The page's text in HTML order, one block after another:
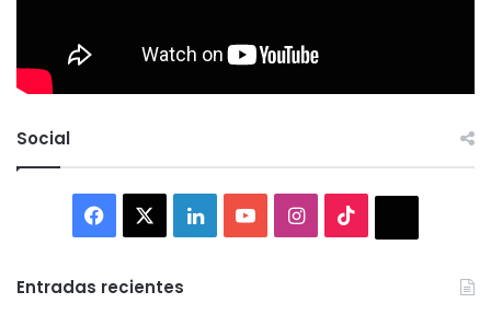
Social
Facebook LinkedInYouTubeInstagram
Entradas recientes